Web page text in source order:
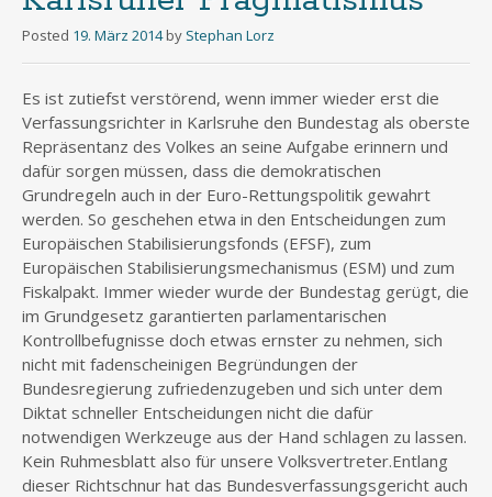
Posted 19. März 2014 by Stephan Lorz
Es ist zutiefst verstörend, wenn immer wieder erst die
Verfassungsrichter in Karlsruhe den Bundestag als oberste
Repräsentanz des Volkes an seine Aufgabe erinnern und
dafür sorgen müssen, dass die demokratischen
Grundregeln auch in der Euro-Rettungspolitik gewahrt
werden. So geschehen etwa in den Entscheidungen zum
Europäischen Stabilisierungsfonds (EFSF), zum
Europäischen Stabilisierungsmechanismus (ESM) und zum
Fiskalpakt. Immer wieder wurde der Bundestag gerügt, die
im Grundgesetz garantierten parlamentarischen
Kontrollbefugnisse doch etwas ernster zu nehmen, sich
nicht mit fadenscheinigen Begründungen der
Bundesregierung zufriedenzugeben und sich unter dem
Diktat schneller Entscheidungen nicht die dafür
notwendigen Werkzeuge aus der Hand schlagen zu lassen.
Kein Ruhmesblatt also für unsere Volksvertreter.Entlang
dieser Richtschnur hat das Bundesverfassungsgericht auch